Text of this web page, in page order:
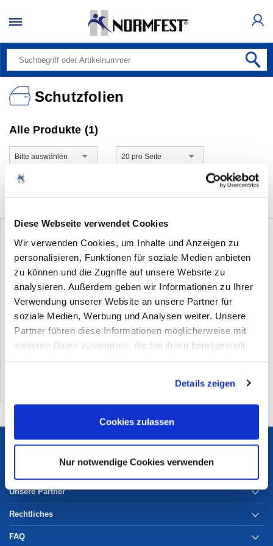
Diese Webseite verwendet Cookies
Wir verwenden Cookies, um Inhalte und Anzeigen zu
personalisieren, Funktionen für soziale Medien anbieten
zu können und die Zugriffe auf unsere Website zu
analysieren. Außerdem geben wir Informationen zu Ihrer
Verwendung unserer Website an unsere Partner für
soziale Medien, Werbung und Analysen weiter. Unsere
Partner führen diese Informationen möglicherweise mit
weiteren Daten zusammen, die Sie ihnen bereitgestellt
Cookies, wenn Sie unsere Webseite weiterhin nutzen.
Details zeigen
Cookies zulassen
Nur notwendige Cookies verwenden
Schutzfolien
Alle Produkte (1)
Bitte auswählen 20 pro Seite
Selbstklebende Schutzfolie getönt
(1)
Services
Unsere Partner
Rechtliches
FAQ